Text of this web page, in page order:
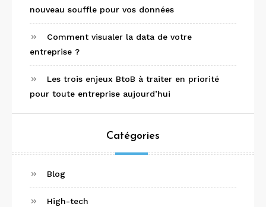
nouveau souffle pour vos données
Comment visualer la data de votre
entreprise ?
Les trois enjeux BtoB à traiter en priorité
pour toute entreprise aujourd’hui
Catégories
Blog
High-tech